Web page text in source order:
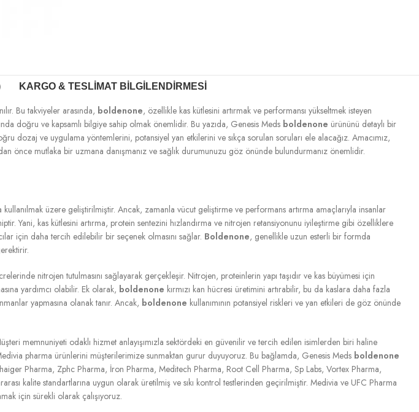
KARGO & TESLIMAT BILGILENDIRMESI
Bu takviyeler arasında, boldenone, özellikle kas kütlesini artırmak ve performansı yükseltmek isteyen
doğru ve kapsamlı bilgiye sahip olmak önemlidir. Bu yazıda, Genesis Meds boldenone ürününü detaylı bir
dozaj ve uygulama yöntemlerini, potansiyel yan etkilerini ve sıkça sorulan soruları ele alacağız. Amacımız,
önce mutlaka bir uzmana danışmanız ve sağlık durumunuzu göz önünde bulundurmanız önemlidir.
üzere geliştirilmiştir. Ancak, zamanla vücut geliştirme ve performans artırma amaçlarıyla insanlar
Yani, kas kütlesini artırma, protein sentezini hızlandırma ve nitrojen retansiyonunu iyileştirme gibi özelliklere
için daha tercih edilebilir bir seçenek olmasını sağlar. Boldenone, genellikle uzun esterli bir formda
nitrojen tutulmasını sağlayarak gerçekleşir. Nitrojen, proteinlerin yapı taşıdır ve kas büyümesi için
yardımcı olabilir. Ek olarak, boldenone kırmızı kan hücresi üretimini artırabilir, bu da kaslara daha fazla
yapmasına olanak tanır. Ancak, boldenone kullanımının potansiyel riskleri ve yan etkileri de göz önünde
memnuniyeti odaklı hizmet anlayışımızla sektördeki en güvenilir ve tercih edilen isimlerden biri haline
pharma ürünlerini müşterilerimize sunmaktan gurur duyuyoruz. Bu bağlamda, Genesis Meds boldenone
Pharma, Zphc Pharma, İron Pharma, Meditech Pharma, Root Cell Pharma, Sp Labs, Vortex Pharma,
kalite standartlarına uygun olarak üretilmiş ve sıkı kontrol testlerinden geçirilmiştir. Medivia ve UFC Pharma
için sürekli olarak çalışıyoruz.